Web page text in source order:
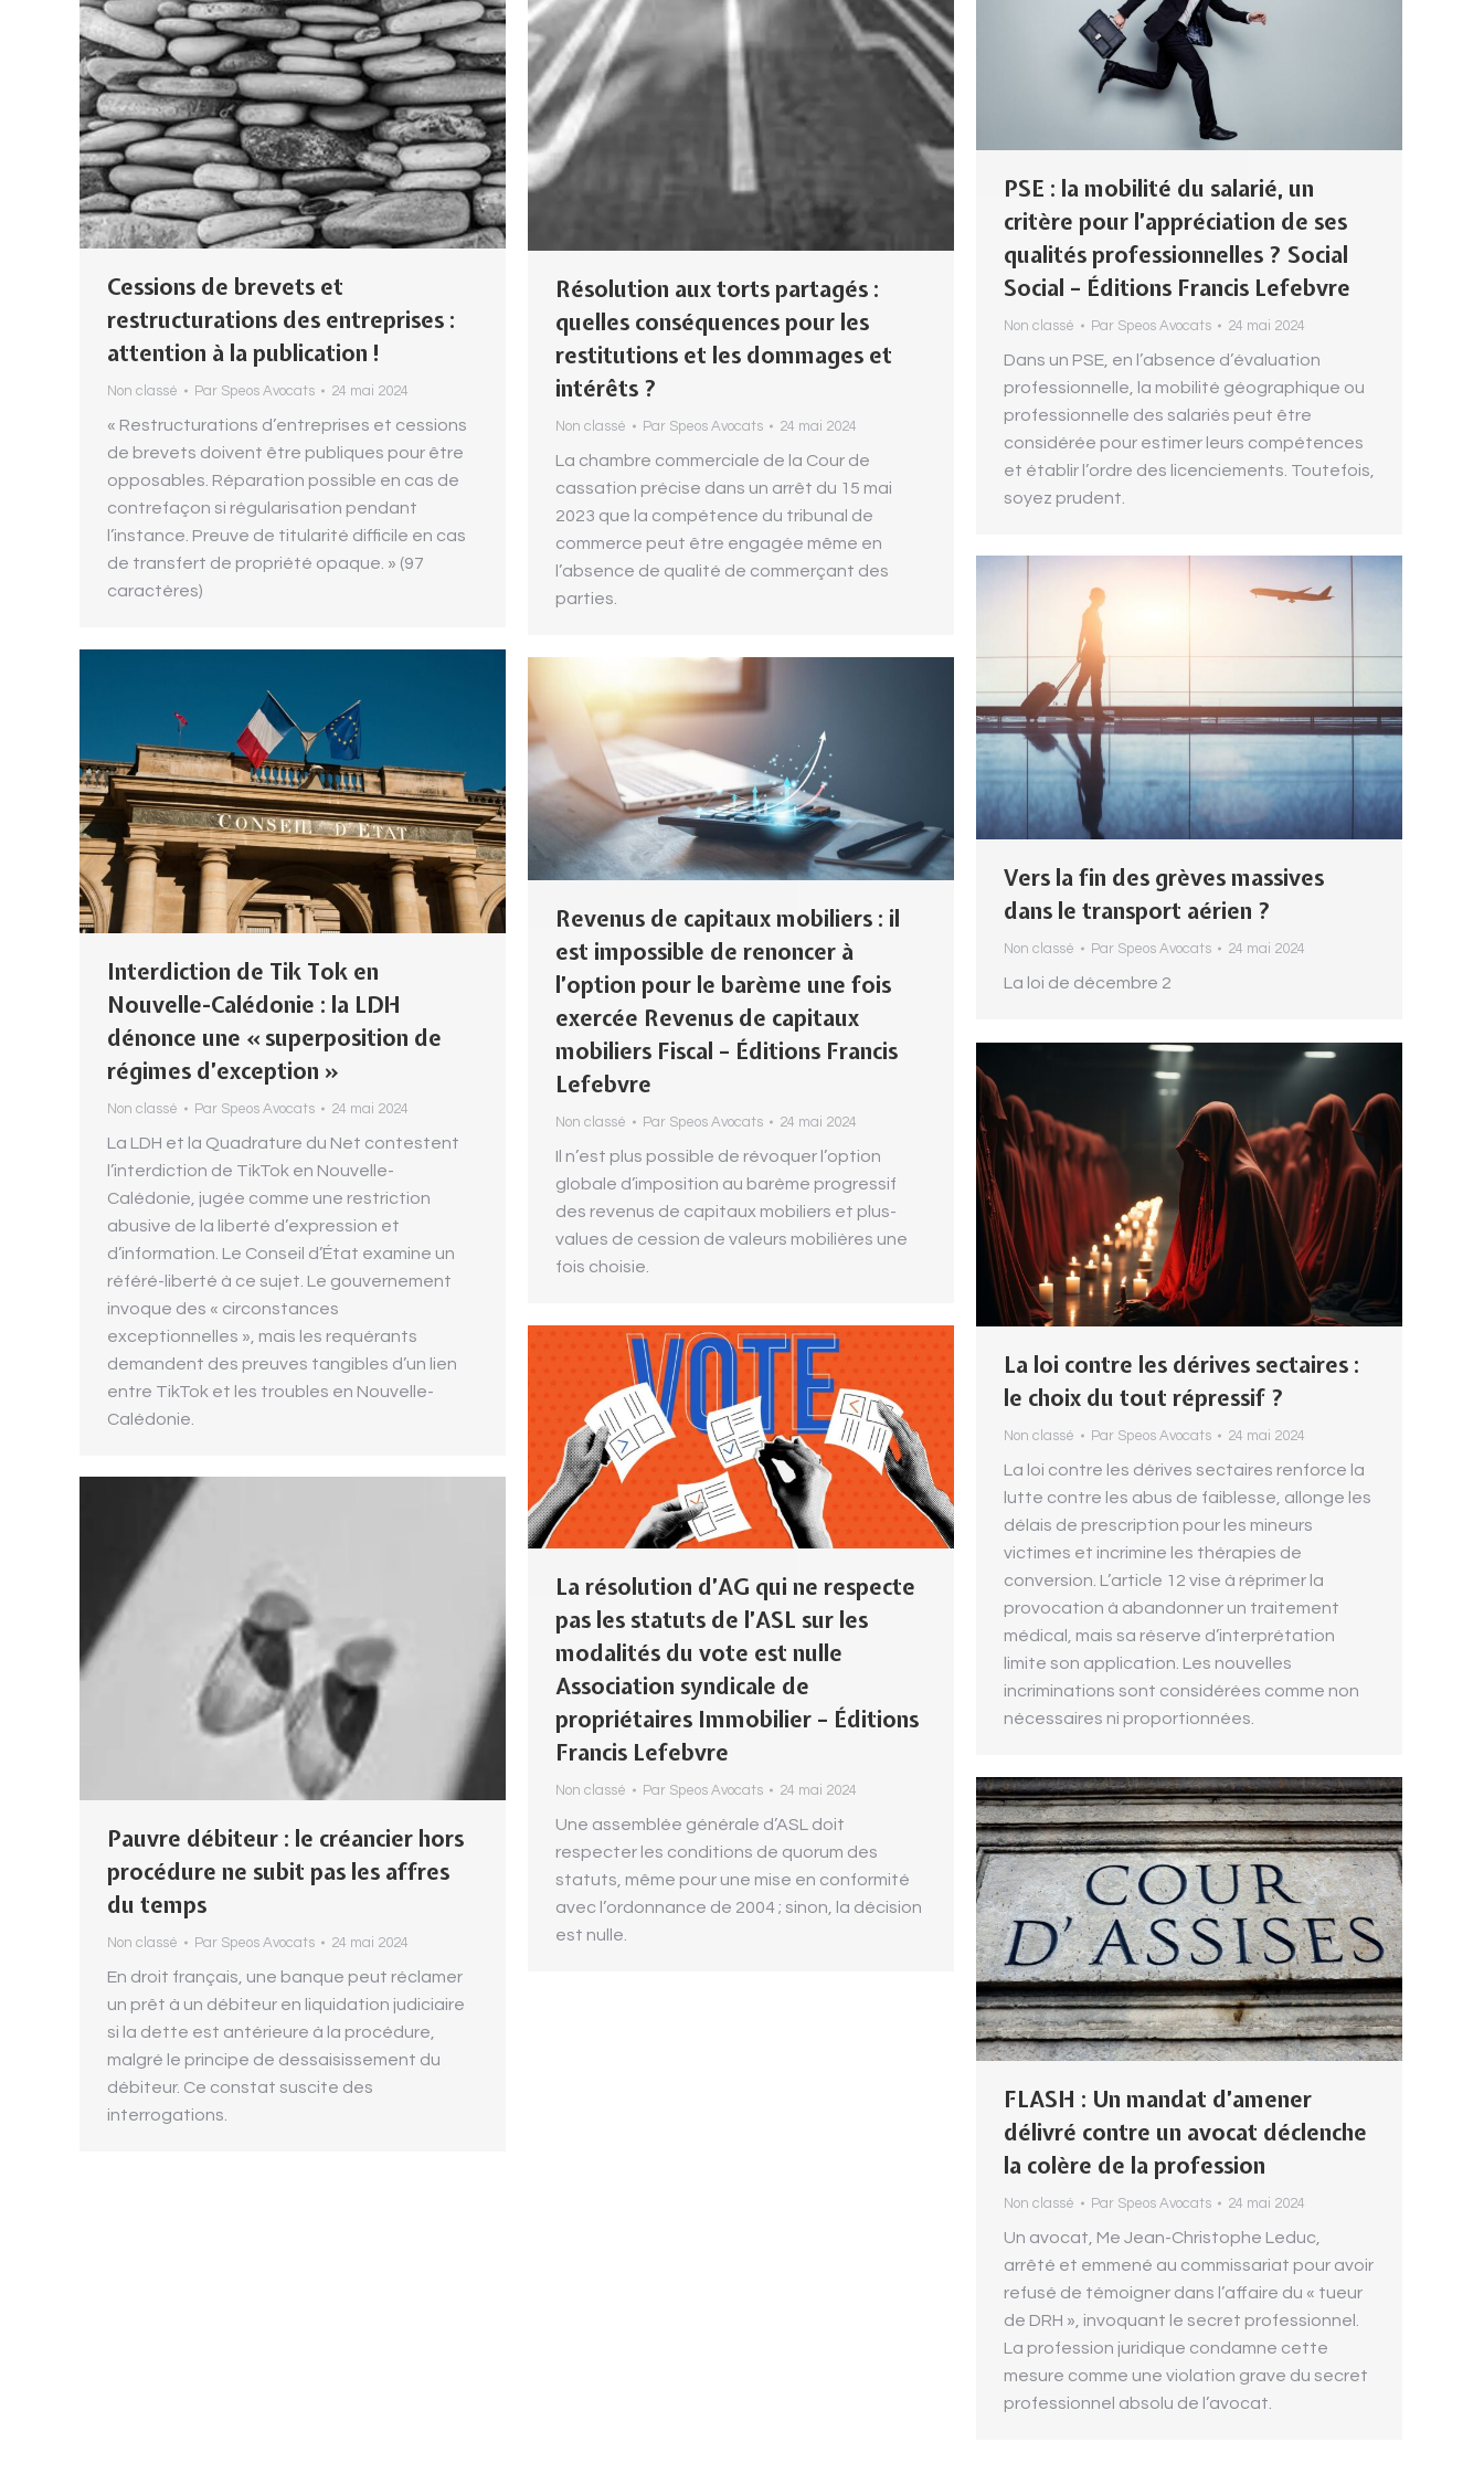
Cessions de brevets et
restructurations des entreprises :
attention à la publication !
Non classé Par Speos Avocats 24 mai 2024
« Restructurations d’entreprises et cessions
de brevets doivent être publiques pour être
opposables. Réparation possible en cas de
contrefaçon si régularisation pendant
l’instance. Preuve de titularité difficile en cas
de transfert de propriété opaque. » (97
caractères)
Résolution aux torts partagés :
quelles conséquences pour les
restitutions et les dommages et
intérêts ?
Non classé Par Speos Avocats 24 mai 2024
La chambre commerciale de la Cour de
cassation précise dans un arrêt du 15 mai
2023 que la compétence du tribunal de
commerce peut être engagée même en
l’absence de qualité de commerçant des
parties.
PSE : la mobilité du salarié, un
critère pour l’appréciation de ses
qualités professionnelles ? Social
Social – Éditions Francis Lefebvre
Non classé Par Speos Avocats 24 mai 2024
Dans un PSE, en l’absence d’évaluation
professionnelle, la mobilité géographique ou
professionnelle des salariés peut être
considérée pour estimer leurs compétences
et établir l’ordre des licenciements. Toutefois,
soyez prudent.
Vers la fin des grèves massives
dans le transport aérien ?
Non classé Par Speos Avocats 24 mai 2024
La loi de décembre 2
Interdiction de Tik Tok en
Nouvelle-Calédonie : la LDH
dénonce une « superposition de
régimes d’exception »
Non classé Par Speos Avocats 24 mai 2024
La LDH et la Quadrature du Net contestent
l’interdiction de TikTok en Nouvelle-
Calédonie, jugée comme une restriction
abusive de la liberté d’expression et
d’information. Le Conseil d’État examine un
référé-liberté à ce sujet. Le gouvernement
invoque des « circonstances
exceptionnelles », mais les requérants
demandent des preuves tangibles d’un lien
entre TikTok et les troubles en Nouvelle-
Calédonie.
Revenus de capitaux mobiliers : il
est impossible de renoncer à
l’option pour le barème une fois
exercée Revenus de capitaux
mobiliers Fiscal – Éditions Francis
Lefebvre
Non classé Par Speos Avocats 24 mai 2024
Il n’est plus possible de révoquer l’option
globale d’imposition au barème progressif
des revenus de capitaux mobiliers et plus-
values de cession de valeurs mobilières une
fois choisie.
La loi contre les dérives sectaires :
le choix du tout répressif ?
Non classé Par Speos Avocats 24 mai 2024
La loi contre les dérives sectaires renforce la
lutte contre les abus de faiblesse, allonge les
délais de prescription pour les mineurs
victimes et incrimine les thérapies de
conversion. L’article 12 vise à réprimer la
provocation à abandonner un traitement
médical, mais sa réserve d’interprétation
limite son application. Les nouvelles
incriminations sont considérées comme non
nécessaires ni proportionnées.
La résolution d’AG qui ne respecte
pas les statuts de l’ASL sur les
modalités du vote est nulle
Association syndicale de
propriétaires Immobilier – Éditions
Francis Lefebvre
Non classé Par Speos Avocats 24 mai 2024
Une assemblée générale d’ASL doit
respecter les conditions de quorum des
statuts, même pour une mise en conformité
avec l’ordonnance de 2004 ; sinon, la décision
est nulle.
Pauvre débiteur : le créancier hors
procédure ne subit pas les affres
du temps
Non classé Par Speos Avocats 24 mai 2024
En droit français, une banque peut réclamer
un prêt à un débiteur en liquidation judiciaire
si la dette est antérieure à la procédure,
malgré le principe de dessaisissement du
débiteur. Ce constat suscite des
interrogations.
FLASH : Un mandat d’amener
délivré contre un avocat déclenche
la colère de la profession
Non classé Par Speos Avocats 24 mai 2024
Un avocat, Me Jean-Christophe Leduc,
arrêté et emmené au commissariat pour avoir
refusé de témoigner dans l’affaire du « tueur
de DRH », invoquant le secret professionnel.
La profession juridique condamne cette
mesure comme une violation grave du secret
professionnel absolu de l’avocat.